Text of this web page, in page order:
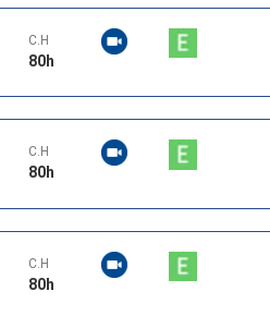
C.H
80h
C.H
80h
C.H
80h